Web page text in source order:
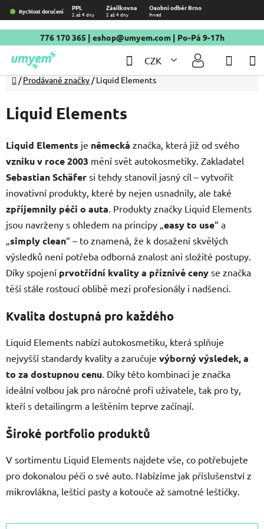
Přejít
na
obsah
Rychlost doručení PPL Zásilkovna Osobní odběr Brno
2 až 4 dny 2 až 4 dny Ihned
776 170 365 | eshop@umyem.com| Po-Pá 9-17h
CZK
Hledat
Domů
/ Prodávané značky / Liquid Elements
Liquid Elements
Liquid Elements je německá značka, která již od svého
vzniku v roce 2003 mění svět autokosmetiky. Zakladatel
Sebastian Schäfer si tehdy stanovil jasný cíl – vytvořit
inovativní produkty, které by nejen usnadnily, ale také
zpříjemnily péči o auta . Produkty značky Liquid Elements
jsou navrženy s ohledem na principy „ easy to use“ a
simply clean“ – to znamená, že k dosažení skvělých
výsledků není potřeba odborná znalost ani složité postupy.
Díky spojení prvotřídní kvality a příznivé ceny se značka
těší stále rostoucí oblibě mezi profesionály i nadšenci.
Kvalita dostupná pro každého
Liquid Elements nabízí autokosmetiku, která splňuje
nejvyšší standardy kvality a zaručuje výborný výsledek, a
to za dostupnou cenu . Díky této kombinaci je značka
ideální volbou jak pro náročné profi uživatele, tak pro ty,
kteří s detailingrm a leštěním teprve začínají.
Široké portfolio produktů
V sortimentu Liquid Elements najdete vše, co potřebujete
pro dokonalou péči o své auto. Nabízíme jak příslušenství z
mikrovlákna, lešticí pasty a kotouče až samotné leštičky.